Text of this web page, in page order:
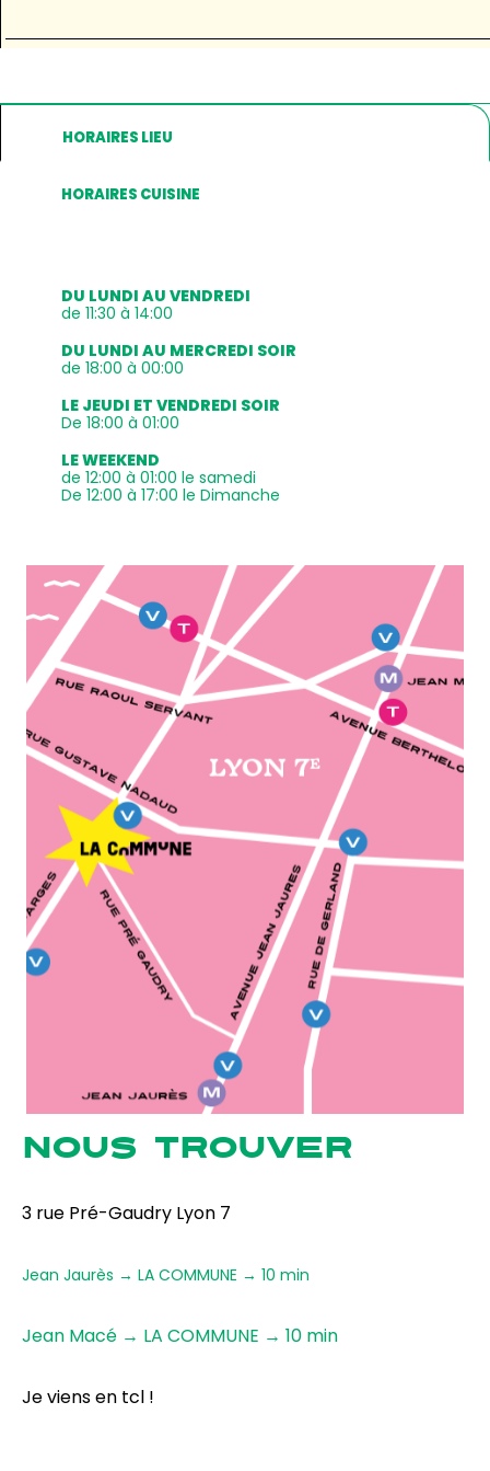
HORAIRES LIEU
HORAIRES CUISINE
DU LUNDI AU VENDREDI
de 11:30 à 14:00
DU LUNDI AU MERCREDI SOIR
de 18:00 à 00:00
LE JEUDI ET VENDREDI SOIR
De 18:00 à 01:00
LE WEEKEND
de 12:00 à 01:00 le samedi
De 12:00 à 17:00 le Dimanche
NOUS TROUVER
3 rue Pré-Gaudry Lyon 7
Jean Jaurès → LA COMMUNE → 10 min
Jean Macé → LA COMMUNE → 10 min
Je viens en tcl !